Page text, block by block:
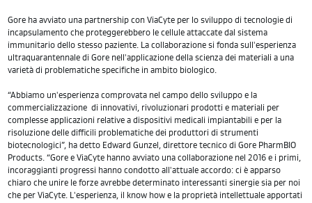
Gore ha avviato una partnership con ViaCyte per lo sviluppo di tecnologie di
incapsulamento che proteggerebbero le cellule attaccate dal sistema
immunitario dello stesso paziente. La collaborazione si fonda sull'esperienza
ultraquarantennale di Gore nell'applicazione della scienza dei materiali a una
varietà di problematiche specifiche in ambito biologico.
“Abbiamo un'esperienza comprovata nel campo dello sviluppo e la
commercializzazione di innovativi, rivoluzionari prodotti e materiali per
complesse applicazioni relative a dispositivi medicali impiantabili e per la
risoluzione delle difficili problematiche dei produttori di strumenti
biotecnologici”, ha detto Edward Gunzel, direttore tecnico di Gore PharmBIO
Products. “Gore e ViaCyte hanno avviato una collaborazione nel 2016 e i primi,
incoraggianti progressi hanno condotto all'attuale accordo: ci è apparso
chiaro che unire le forze avrebbe determinato interessanti sinergie sia per noi
che per ViaCyte. L'esperienza, il know how e la proprietà intellettuale apportati